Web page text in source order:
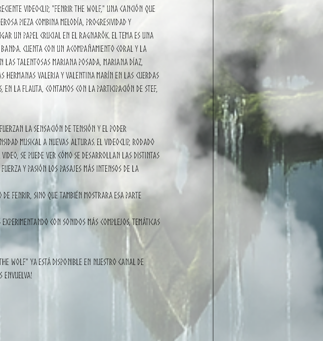
videoclip, "Fenrir the Wolf," una canción que
pieza combina melodía, progresividad y
un papel crucial en el Ragnarök. El tema es una
Cuenta con un acompañamiento coral y la
las talentosas Mariana Posada, Mariana Díaz,
hermanas Valeria y Valentina Marín en las cuerdas
en la flauta, contamos con la participación de Stef,
la sensación de tensión y el poder
musical a nuevas alturas. El videoclip, rodado
se puede ver cómo se desarrollan las distintas
y pasión los pasajes más intensos de la
Fenrir, sino que también mostrara esa parte
experimentando con sonidos más complejos, temáticas
Wolf" ya está disponible en nuestro canal de
envuelva!